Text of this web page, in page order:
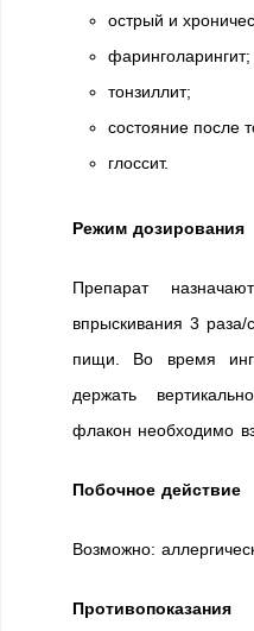
острый и
фаринголарингит;
тонзиллит;
состояние после
глоссит.
Режим дозирования
Препарат
впрыскивания 3
пищи. Во время
держать
флакон необходимо
Побочное действие
Возможно:
Противопоказания